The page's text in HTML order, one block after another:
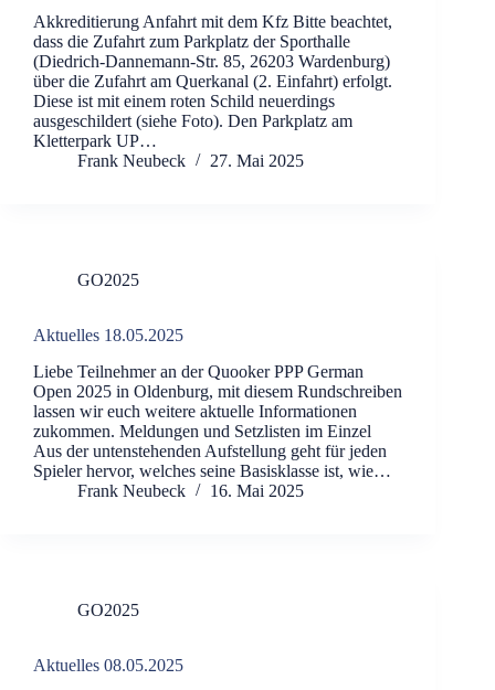
Akkreditierung Anfahrt mit dem Kfz Bitte beachtet,
dass die Zufahrt zum Parkplatz der Sporthalle
(Diedrich-Dannemann-Str. 85, 26203 Wardenburg)
über die Zufahrt am Querkanal (2. Einfahrt) erfolgt.
Diese ist mit einem roten Schild neuerdings
ausgeschildert (siehe Foto). Den Parkplatz am
Kletterpark UP…
Frank Neubeck
27. Mai 2025
GO2025
Aktuelles 18.05.2025
Liebe Teilnehmer an der Quooker PPP German
Open 2025 in Oldenburg, mit diesem Rundschreiben
lassen wir euch weitere aktuelle Informationen
zukommen. Meldungen und Setzlisten im Einzel
Aus der untenstehenden Aufstellung geht für jeden
Spieler hervor, welches seine Basisklasse ist, wie…
Frank Neubeck
16. Mai 2025
GO2025
Aktuelles 08.05.2025